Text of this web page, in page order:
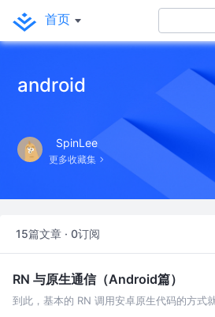
首页
android
SpinLee
更多收藏集
15篇文章 · 0订阅
RN 与原生通信（Android篇）
到此，基本的 RN 调用安卓原生代码的方式